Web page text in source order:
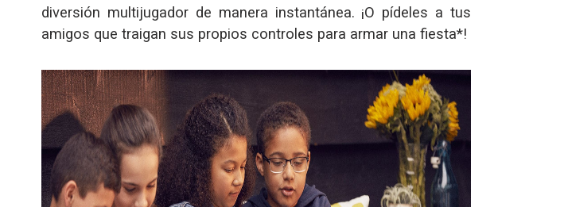
diversión multijugador de manera instantánea. ¡O pídeles a tus
amigos que traigan sus propios controles para armar una fiesta*!